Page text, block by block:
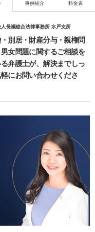
事例紹介 料金表
長瀬総合法律事務所 水戸支所
別居・財産分与・親権問
女問題に関するご相談を
弁護士が、解決までしっ
にお問い合わせくださ